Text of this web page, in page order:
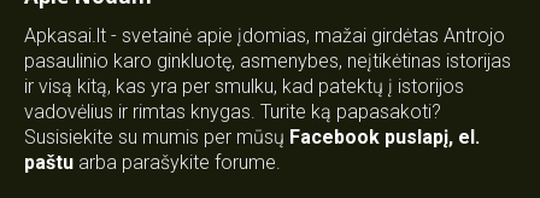
Apkasai.lt - svetainė apie įdomias, mažai girdėtas Antrojo
pasaulinio karo ginkluotę, asmenybes, neįtikėtinas istorijas
ir visą kitą, kas yra per smulku, kad patektų į istorijos
vadovėlius ir rimtas knygas. Turite ką papasakoti?
Susisiekite su mumis per mūsų Facebook puslapį, el.
paštu arba parašykite forume.